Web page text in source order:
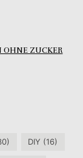
OHNE ZUCKER
DIY (16)